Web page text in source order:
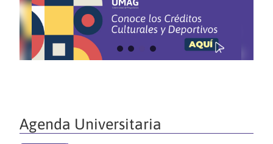
Agenda Universitaria